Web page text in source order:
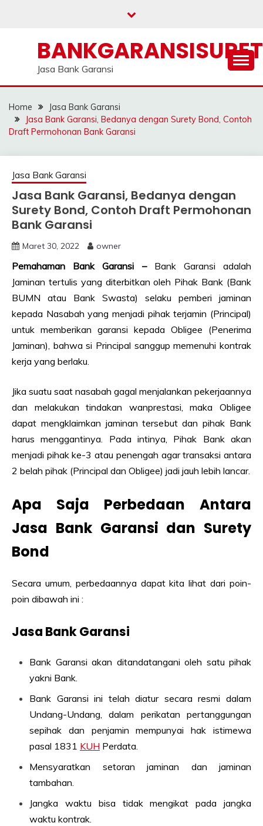
Jasa Bank Garansi
Home
Jasa Bank Garansi
Jasa Bank Garansi, Bedanya dengan Surety Bond, Contoh
Draft Permohonan Bank Garansi
Jasa Bank Garansi
Jasa Bank Garansi, Bedanya dengan
Surety Bond, Contoh Draft Permohonan
Bank Garansi
Maret 30, 2022 owner
Pemahaman Bank Garansi – Bank Garansi adalah
Jaminan tertulis yang diterbitkan oleh Pihak Bank (Bank
BUMN atau Bank Swasta) selaku pemberi jaminan
kepada Nasabah yang menjadi pihak terjamin (Principal)
untuk memberikan garansi kepada Obligee (Penerima
Jaminan), bahwa si Principal sanggup memenuhi kontrak
kerja yang berlaku.
Jika suatu saat nasabah gagal menjalankan pekerjaannya
dan melakukan tindakan wanprestasi, maka Obligee
dapat mengklaimkan jaminan tersebut dan pihak Bank
harus menggantinya. Pada intinya, Pihak Bank akan
menjadi pihak ke-3 atau penengah agar transaksi antara
2 belah pihak (Principal dan Obligee) jadi jauh lebih lancar.
Apa Saja Perbedaan Antara
Jasa Bank Garansi dan Surety
Bond
Secara umum, perbedaannya dapat kita lihat dari poin-
poin dibawah ini :
Jasa Bank Garansi
Bank Garansi akan ditandatangani oleh satu pihak
yakni Bank.
Bank Garansi ini telah diatur secara resmi dalam
Undang-Undang, dalam perikatan pertanggungan
sepihak dan penjamin mempunyai hak istimewa
pasal 1831 KUH Perdata.
Mensyaratkan setoran jaminan dan jaminan
tambahan.
Jangka waktu bisa tidak mengikat pada jangka
waktu kontrak.